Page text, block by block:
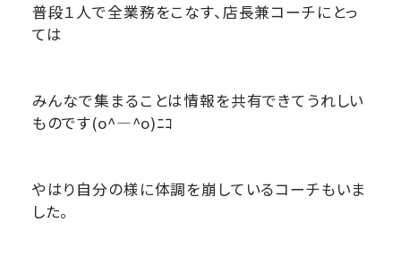
普段１人で全業務をこなす、店長兼コーチにとっ
ては
みんなで集まることは情報を共有できてうれしい
ものです(o^―^o)ﾆｺ
やはり自分の様に体調を崩しているコーチもいま
した。